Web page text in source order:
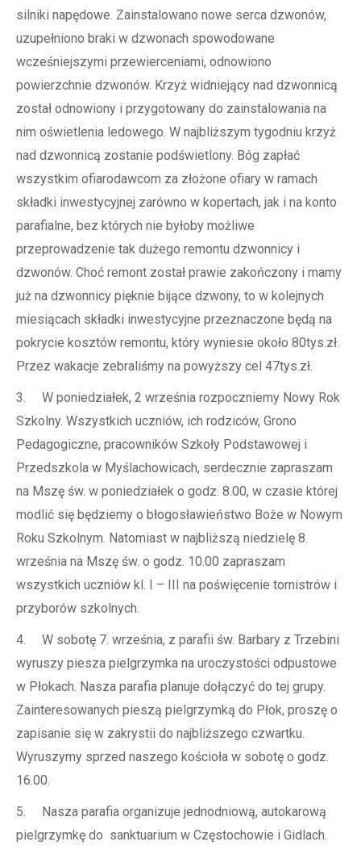
silniki napędowe. Zainstalowano nowe serca dzwonów,
uzupełniono braki w dzwonach spowodowane
wcześniejszymi przewierceniami, odnowiono
powierzchnie dzwonów. Krzyż widniejący nad dzwonnicą
został odnowiony i przygotowany do zainstalowania na
nim oświetlenia ledowego. W najbliższym tygodniu krzyż
nad dzwonnicą zostanie podświetlony. Bóg zapłać
wszystkim ofiarodawcom za złożone ofiary w ramach
składki inwestycyjnej zarówno w kopertach, jak i na konto
parafialne, bez których nie byłoby możliwe
przeprowadzenie tak dużego remontu dzwonnicy i
dzwonów. Choć remont został prawie zakończony i mamy
już na dzwonnicy pięknie bijące dzwony, to w kolejnych
miesiącach składki inwestycyjne przeznaczone będą na
pokrycie kosztów remontu, który wyniesie około 80tys.zł.
Przez wakacje zebraliśmy na powyższy cel 47tys.zł.
3. W poniedziałek, 2 września rozpoczniemy Nowy Rok
Szkolny. Wszystkich uczniów, ich rodziców, Grono
Pedagogiczne, pracowników Szkoły Podstawowej i
Przedszkola w Myślachowicach, serdecznie zapraszam
na Mszę św. w poniedziałek o godz. 8.00, w czasie której
modlić się będziemy o błogosławieństwo Boże w Nowym
Roku Szkolnym. Natomiast w najbliższą niedzielę 8.
września na Mszę św. o godz. 10.00 zapraszam
wszystkich uczniów kl. I – III na poświęcenie tornistrów i
przyborów szkolnych.
4. W sobotę 7. września, z parafii św. Barbary z Trzebini
wyruszy piesza pielgrzymka na uroczystości odpustowe
w Płokach. Nasza parafia planuje dołączyć do tej grupy.
Zainteresowanych pieszą pielgrzymką do Płok, proszę o
zapisanie się w zakrystii do najbliższego czwartku.
Wyruszymy sprzed naszego kościoła w sobotę o godz.
16.00.
5. Nasza parafia organizuje jednodniową, autokarową
pielgrzymkę do sanktuarium w Częstochowie i Gidlach.